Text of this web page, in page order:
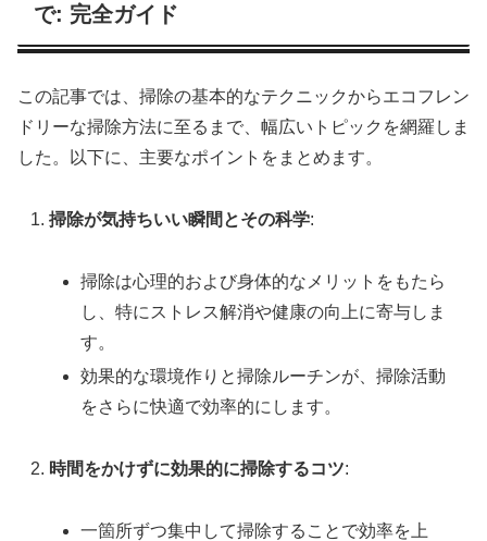
で: 完全ガイド
この記事では、掃除の基本的なテクニックからエコフレン
ドリーな掃除方法に至るまで、幅広いトピックを網羅しま
した。以下に、主要なポイントをまとめます。
掃除が気持ちいい瞬間とその科学:
掃除は心理的および身体的なメリットをもたら
し、特にストレス解消や健康の向上に寄与しま
す。
効果的な環境作りと掃除ルーチンが、掃除活動
をさらに快適で効率的にします。
時間をかけずに効果的に掃除するコツ:
一箇所ずつ集中して掃除することで効率を上